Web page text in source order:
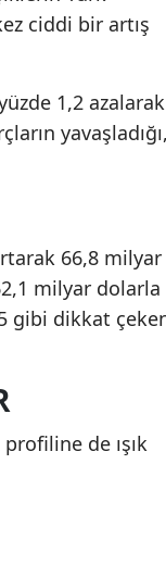
ciddi bir artış
1,2 azalarak
66,8 milyar
milyar dolarla
gibi dikkat
de ışık